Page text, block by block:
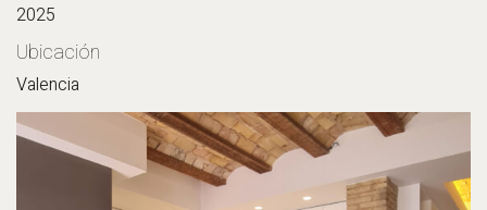
2025
Ubicación
Valencia